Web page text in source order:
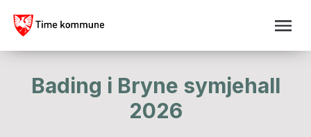
Bading i Bryne symjehall
2026